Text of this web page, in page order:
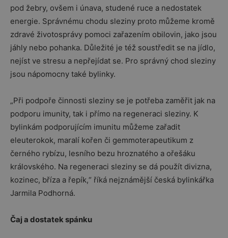
pod žebry, ovšem i únava, studené ruce a nedostatek
energie. Správnému chodu sleziny proto můžeme kromě
zdravé životosprávy pomoci zařazením obilovin, jako jsou
jáhly nebo pohanka. Důležité je též soustředit se na jídlo,
nejíst ve stresu a nepřejídat se. Pro správný chod sleziny
jsou nápomocny také bylinky.
„Při podpoře činnosti sleziny se je potřeba zaměřit jak na
podporu imunity, tak i přímo na regeneraci sleziny. K
bylinkám podporujícím imunitu můžeme zařadit
eleuterokok, maralí kořen či gemmoterapeutikum z
černého rybízu, lesního bezu hroznatého a ořešáku
královského. Na regeneraci sleziny se dá použít divizna,
kozinec, bříza a řepík,“ říká nejznámější česká bylinkářka
Jarmila Podhorná.
Čaj a dostatek spánku